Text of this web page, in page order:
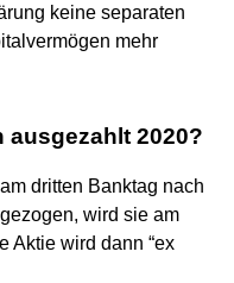
keine separaten
mehr
ausgezahlt 2020?
dritten Banktag nach
wird sie am
Aktie wird dann “ex